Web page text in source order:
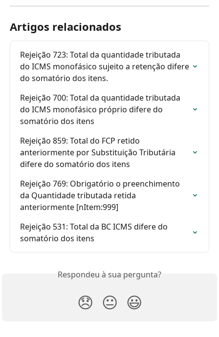
Artigos relacionados
Rejeição 723: Total da quantidade tributada
do ICMS monofásico sujeito a retenção difere
do somatório dos itens.
Rejeição 700: Total da quantidade tributada
do ICMS monofásico próprio difere do
somatório dos itens
Rejeição 859: Total do FCP retido
anteriormente por Substituição Tributária
difere do somatório dos itens
Rejeição 769: Obrigatório o preenchimento
da Quantidade tributada retida
anteriormente [nItem:999]
Rejeição 531: Total da BC ICMS difere do
somatório dos itens
Respondeu à sua pergunta?
😞 😐 😃